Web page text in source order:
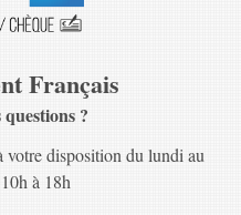
Français
questions ?
votre disposition du lundi au
à 18h